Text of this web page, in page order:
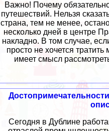
Важно! Почему
путешествий. Нельзя
страна, тем не менее,
несколько дней в центре
накладно. В том случае,
просто не хочется
имеет смысл
Сегодня в Дублине